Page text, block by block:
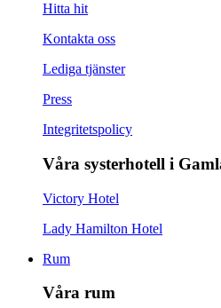
Hitta hit
Kontakta oss
Lediga tjänster
Press
Integritetspolicy
Våra systerhotell i
Victory Hotel
Lady Hamilton Hotel
Rum
Våra rum